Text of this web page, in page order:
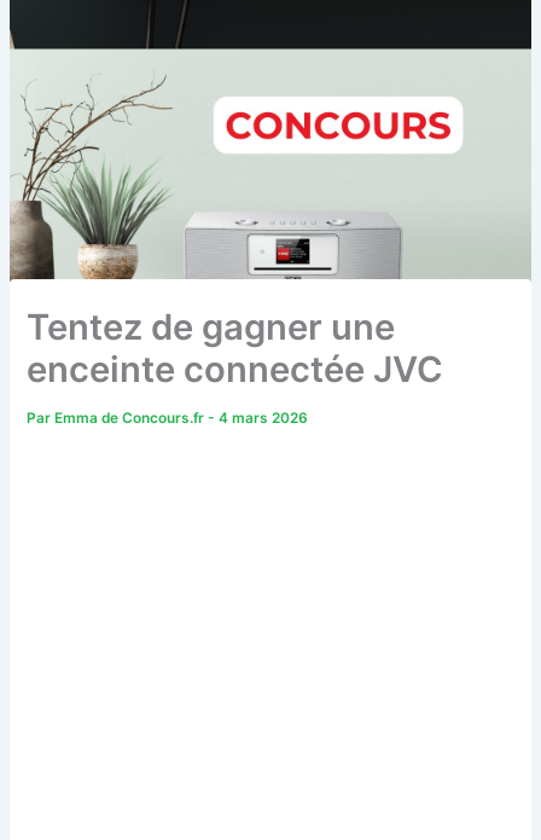
Tentez de gagner une
enceinte connectée JVC
ParEmma de Concours.fr-4 mars 2026